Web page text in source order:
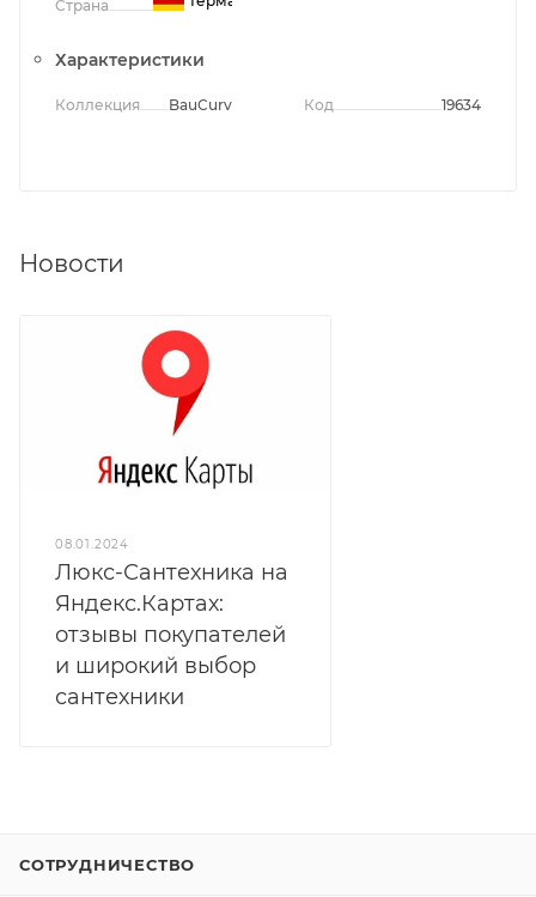
Страна
Характеристики
Коллекция BauCurve Код 19634
Новости
08.01.2024
Люкс-Сантехника на
Яндекс.Картах:
отзывы покупателей
и широкий выбор
сантехники
СОТРУДНИЧЕСТВО